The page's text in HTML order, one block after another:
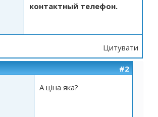
контактный телефон.
Цитувати
#2
А ціна яка?